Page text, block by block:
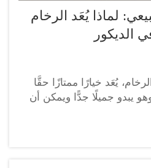
لماذا يُعَد الرخام
الديكور
يُعَد خيارًا ممتازًا حقًّا
يبدو جميلًا جدًّا ويمكن أن
إلى عناية ضئيلة جدًّا.
فحسب، بل هو أيضًا مفيدٌ
فإنك...